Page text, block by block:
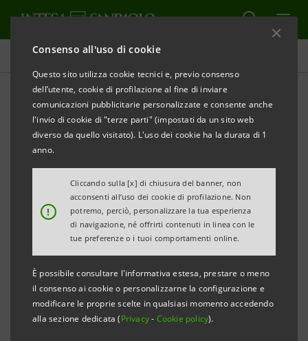
Consenso all'uso di cookie
Questo sito utilizza cookie tecnici e, previo consenso
dell’utente, cookie di profilazione al fine di inviare
comunicazioni pubblicitarie personalizzate e consente anche
l'invio di cookie di "terze parti" (impostati da un sito web
diverso da quello visitato). L'uso dei cookie ha la durata di 1
anno.
!
Cliccando sulla [x] di chiusura del banner, non
acconsenti all’uso dei cookie di profilazione. Non
potremo, perciò, personalizzare la tua esperienza
di navigazione, né offrirti contenuti in linea con le
tue preferenze o i tuoi comportamenti online.
È possibile consultare l'informativa estesa, prestare o meno
il consenso ai cookie o personalizzarne la configurazione e
modificare le proprie scelte in qualsiasi momento accedendo
alla sezione dedicata (Privacy- Cookie policy).
Percorsi in evidenza
Lavorare nella consulenza
finanziaria
Intesa Sanpaolo aspira a essere leader europeo nel
Wealth Management, Protection & Advisory,
coniugando innovazione digitale, attenzione ai temi
ESG e qualità del servizio, per offrire anche alle
proprie persone un’esperienza professionale di
valore.